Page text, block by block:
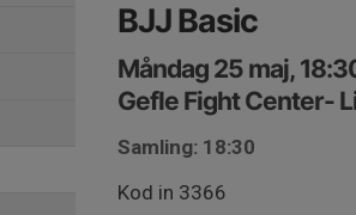
BJJ Basic
Måndag 25 maj,
Gefle Fight Center-
Samling: 18:30
Kod in 3366